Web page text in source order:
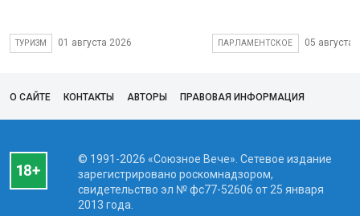
ТУРИЗМ 01 августа 2026 ПАРЛАМЕНТСКОЕ 05 августа
О САЙТЕ КОНТАКТЫ АВТОРЫ ПРАВОВАЯ ИНФОРМАЦИЯ
© 1991-2026 «Союзное Вече». Сетевое издание
зарегистрировано роскомнадзором,
свидетельство эл № фc77-52606 от 25 января
2013 года.